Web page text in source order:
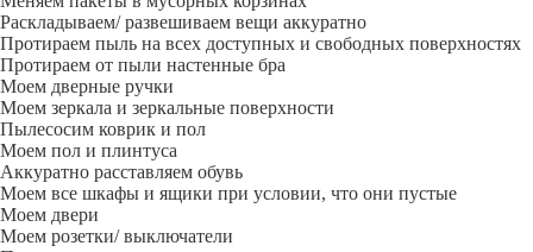
Раскладываем/ развешиваем вещи аккуратно
Протираем пыль на всех доступных и свободных поверхностях
Протираем от пыли настенные бра
Моем дверные ручки
Моем зеркала и зеркальные поверхности
Пылесосим коврик и пол
Моем пол и плинтуса
Аккуратно расставляем обувь
Моем все шкафы и ящики при условии, что они пустые
Моем двери
Моем розетки/ выключатели